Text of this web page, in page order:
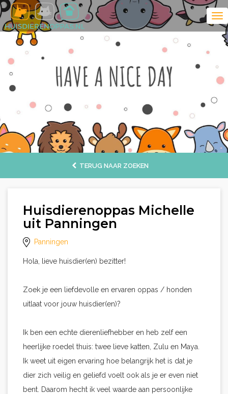
TERUG NAAR ZOEKEN
Huisdierenoppas Michelle
uit Panningen
Panningen
Hola, lieve huisdier(en) bezitter!
Zoek je een liefdevolle en ervaren oppas / honden
uitlaat voor jouw huisdier(en)?
Ik ben een echte dierenliefhebber en heb zelf een
heerlijke roedel thuis: twee lieve katten, Zulu en Maya.
Ik weet uit eigen ervaring hoe belangrijk het is dat je
dier zich veilig en geliefd voelt ook als je er even niet
bent. Daarom hecht ik veel waarde aan persoonlijke